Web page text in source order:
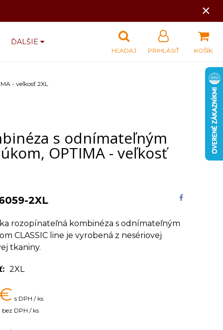
×
ĎALŠIE
KOŠÍK
PRIHLÁSIŤ
HĽADAJ
- veľkosť 2XL
s odnímateľným
OPTIMA - veľkosť
2XL
rozopínateľná kombinéza s odnímateľným
CLASSIC line je vyrobená z nesériovej
tkaniny.
2XL
s DPH / ks
bez DPH / ks